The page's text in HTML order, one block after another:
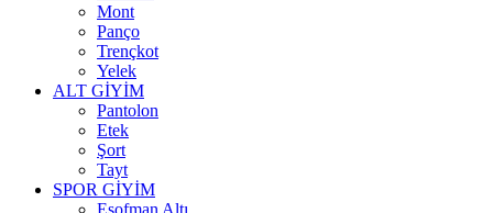
Mont
Panço
Trençkot
Yelek
ALT GİYİM
Pantolon
Etek
Şort
Tayt
SPOR GİYİM
Eşofman Altı